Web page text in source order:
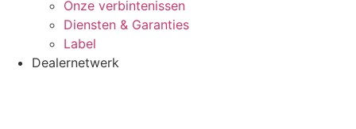
Onze verbintenissen
Diensten & Garanties
Label
Dealernetwerk